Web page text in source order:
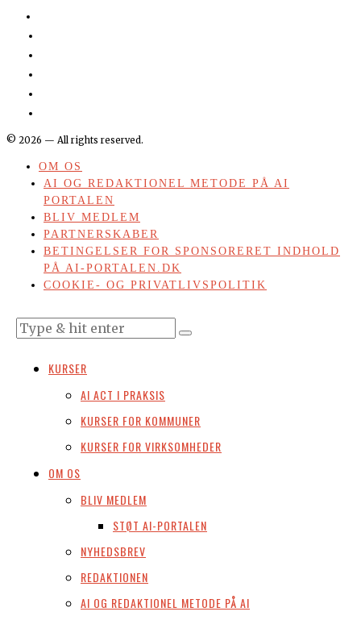
© 2026 — All rights reserved.
OM OS
AI OG REDAKTIONEL METODE PÅ AI
PORTALEN
BLIV MEDLEM
PARTNERSKABER
BETINGELSER FOR SPONSORERET INDHOLD
PÅ AI-PORTALEN.DK
COOKIE- OG PRIVATLIVSPOLITIK
KURSER
AI ACT I PRAKSIS
KURSER FOR KOMMUNER
KURSER FOR VIRKSOMHEDER
OM OS
BLIV MEDLEM
STØT AI-PORTALEN
NYHEDSBREV
REDAKTIONEN
AI OG REDAKTIONEL METODE PÅ AI